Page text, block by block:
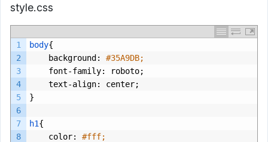
style.css
1
2
3
4
5
6
7
8
body{
background :
#35A9DB;
font-family: roboto;
text-align: center;
}
h1{
color:
#fff;